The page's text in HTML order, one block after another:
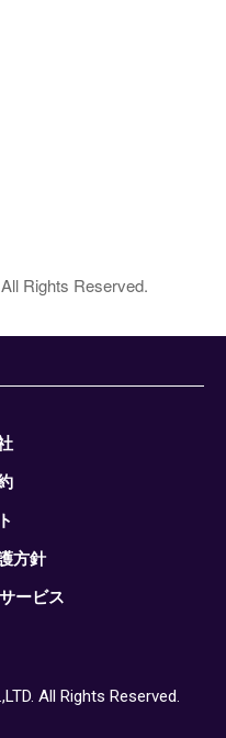
Rights Reserved.
方針
ービス
All Rights Reserved.